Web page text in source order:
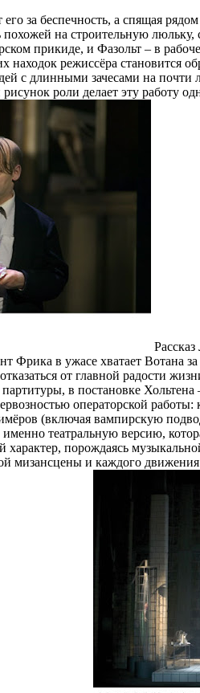
за беспечность, а спящая
похожей на строительную
прикиде, и Фазольт – в
находок режиссёра становится
с длинными зачесами на почти
роли делает эту работу
Фрика в ужасе хватает Вотана
от главной радости
в постановке
операторской
(включая вампирскую
именно театральную версию,
характер, порождаясь
мизансцены и каждого